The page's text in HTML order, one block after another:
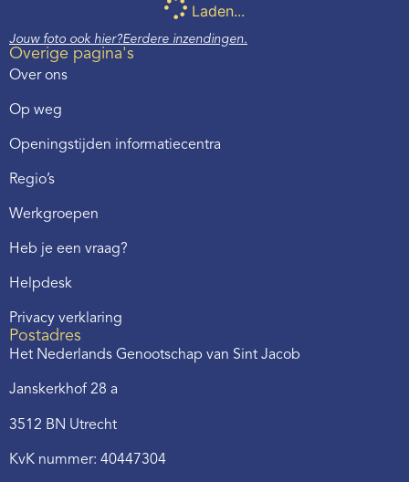
Laden...
Jouw foto ook hier?Eerdere inzendingen.
Overige pagina's
Over ons
Op weg
Openingstijden informatiecentra
Regio’s
Werkgroepen
Heb je een vraag?
Helpdesk
Privacy verklaring
Postadres
Het Nederlands Genootschap van Sint Jacob
Janskerkhof 28 a
3512 BN Utrecht
KvK nummer: 40447304